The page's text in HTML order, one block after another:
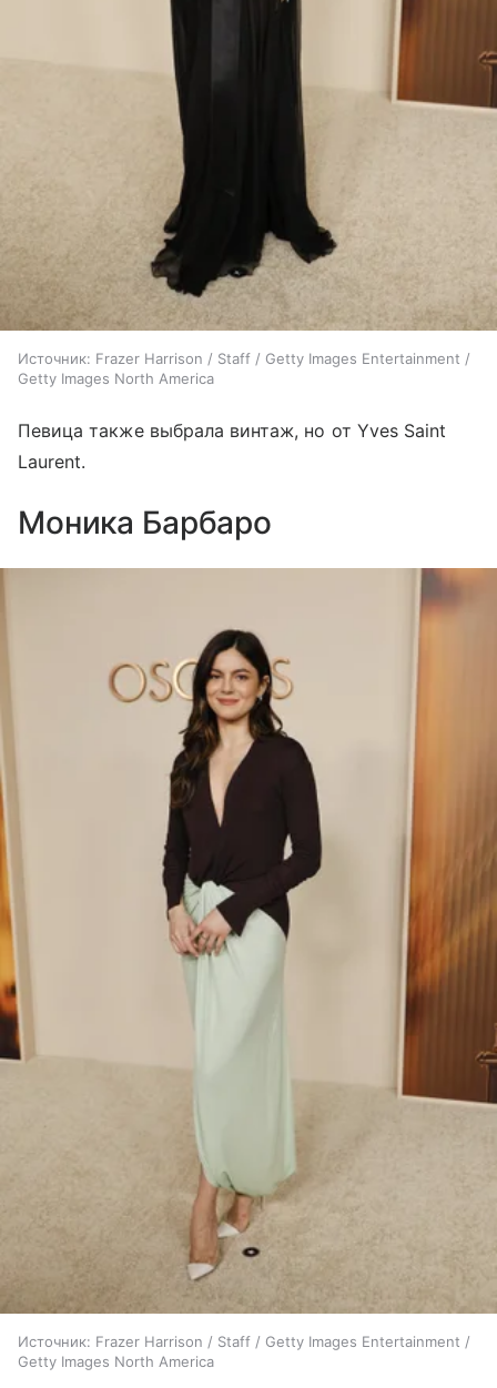
Источник: Frazer Harrison / Staff / Getty Images Entertainment /
Getty Images North America
Певица также выбрала винтаж, но от Yves Saint
Laurent.
Моника Барбаро
Источник: Frazer Harrison / Staff / Getty Images Entertainment /
Getty Images North America